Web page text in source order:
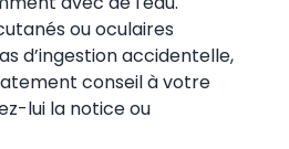
ou oculaires
d’ingestion accidentelle,
conseil à votre
lui la notice ou